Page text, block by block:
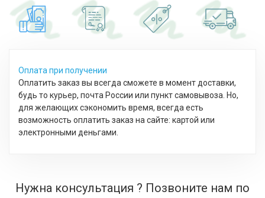
Оплата при получении
Оплатить заказ вы всегда сможете в момент доставки,
будь то курьер, почта России или пункт самовывоза. Но,
для желающих сэкономить время, всегда есть
возможность оплатить заказ на сайте: картой или
электронными деньгами.
Нужна консультация ? Позвоните нам по